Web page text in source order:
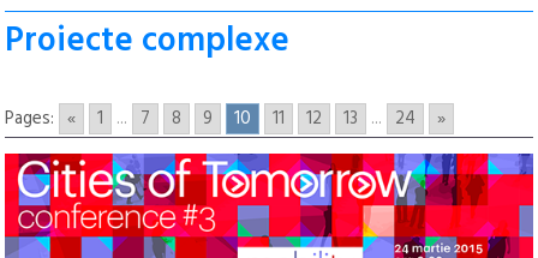
Proiecte complexe
Pages: « 1 ... 7 8 9 10 11 12 13 ... 24 »